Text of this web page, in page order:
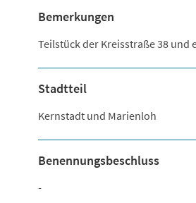
Bemerkungen
Teilstück der Kreisstraße 38 und
Stadtteil
Kernstadt und Marienloh
Benennungsbeschluss
-